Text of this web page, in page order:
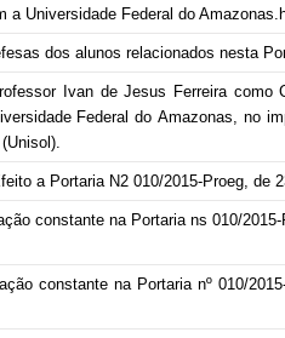
a Universidade Federal do Amazonas
dos alunos relacionados nesta
Ivan de Jesus Ferreira como
Federal doAmazonas, no
a Portaria N2 010/2015-Proeg, de
constante na Portaria ns 010/
constante na Portaria nº 010/